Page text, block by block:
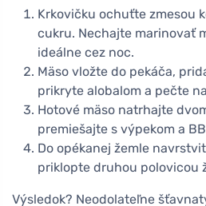
Krkovičku ochuťte zmesou
cukru. Nechajte marinovať
ideálne cez noc.
Mäso vložte do pekáča,
prikryte alobalom a pečte
Hotové mäso natrhajte
premiešajte s výpekom a
Do opékanej žemle
priklopte druhou polovicou
Výsledok? Neodolateľne